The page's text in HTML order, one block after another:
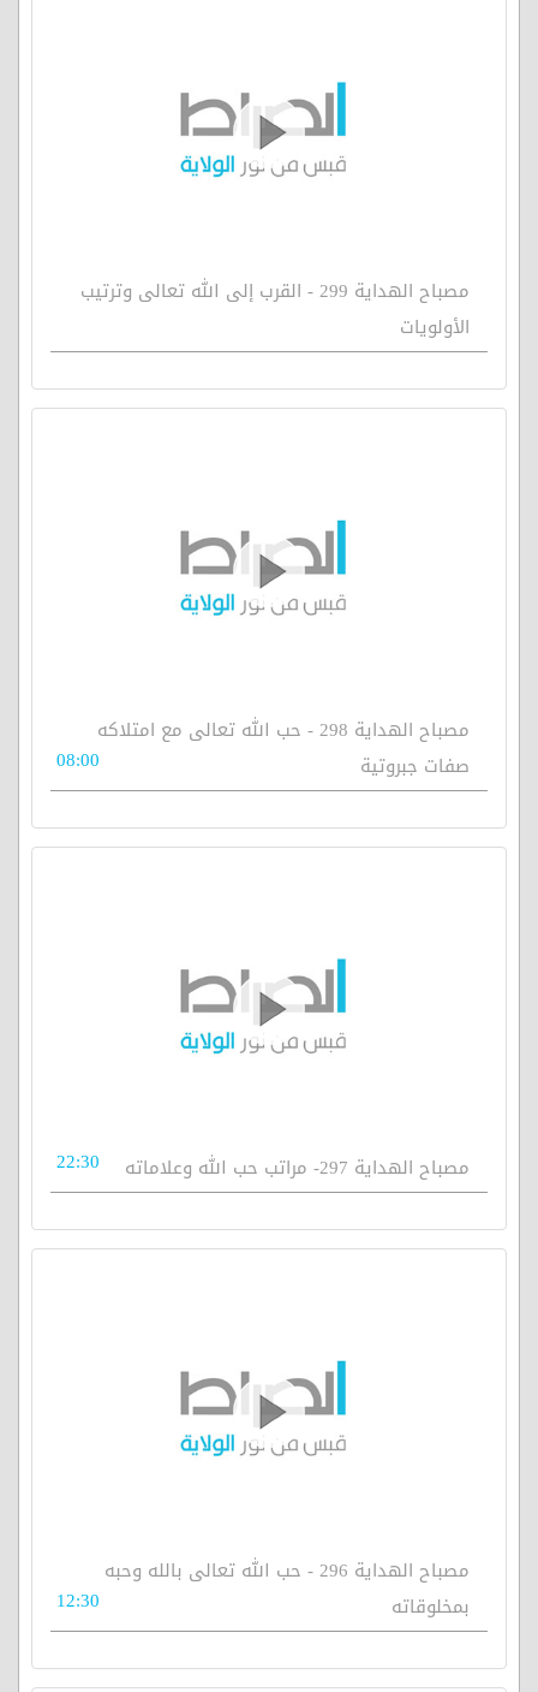
مصباح الهداية 299 - القرب إلى الله تعالى وترتيب
الأولويات
مصباح الهداية 298 - حب الله تعالى مع امتلاكه
صفات جبروتية
08:00
مصباح الهداية 297- مراتب حب الله وعلاماته 22:30
مصباح الهداية 296 - حب الله تعالى بالله وحبه
بمخلوقاته
12:30